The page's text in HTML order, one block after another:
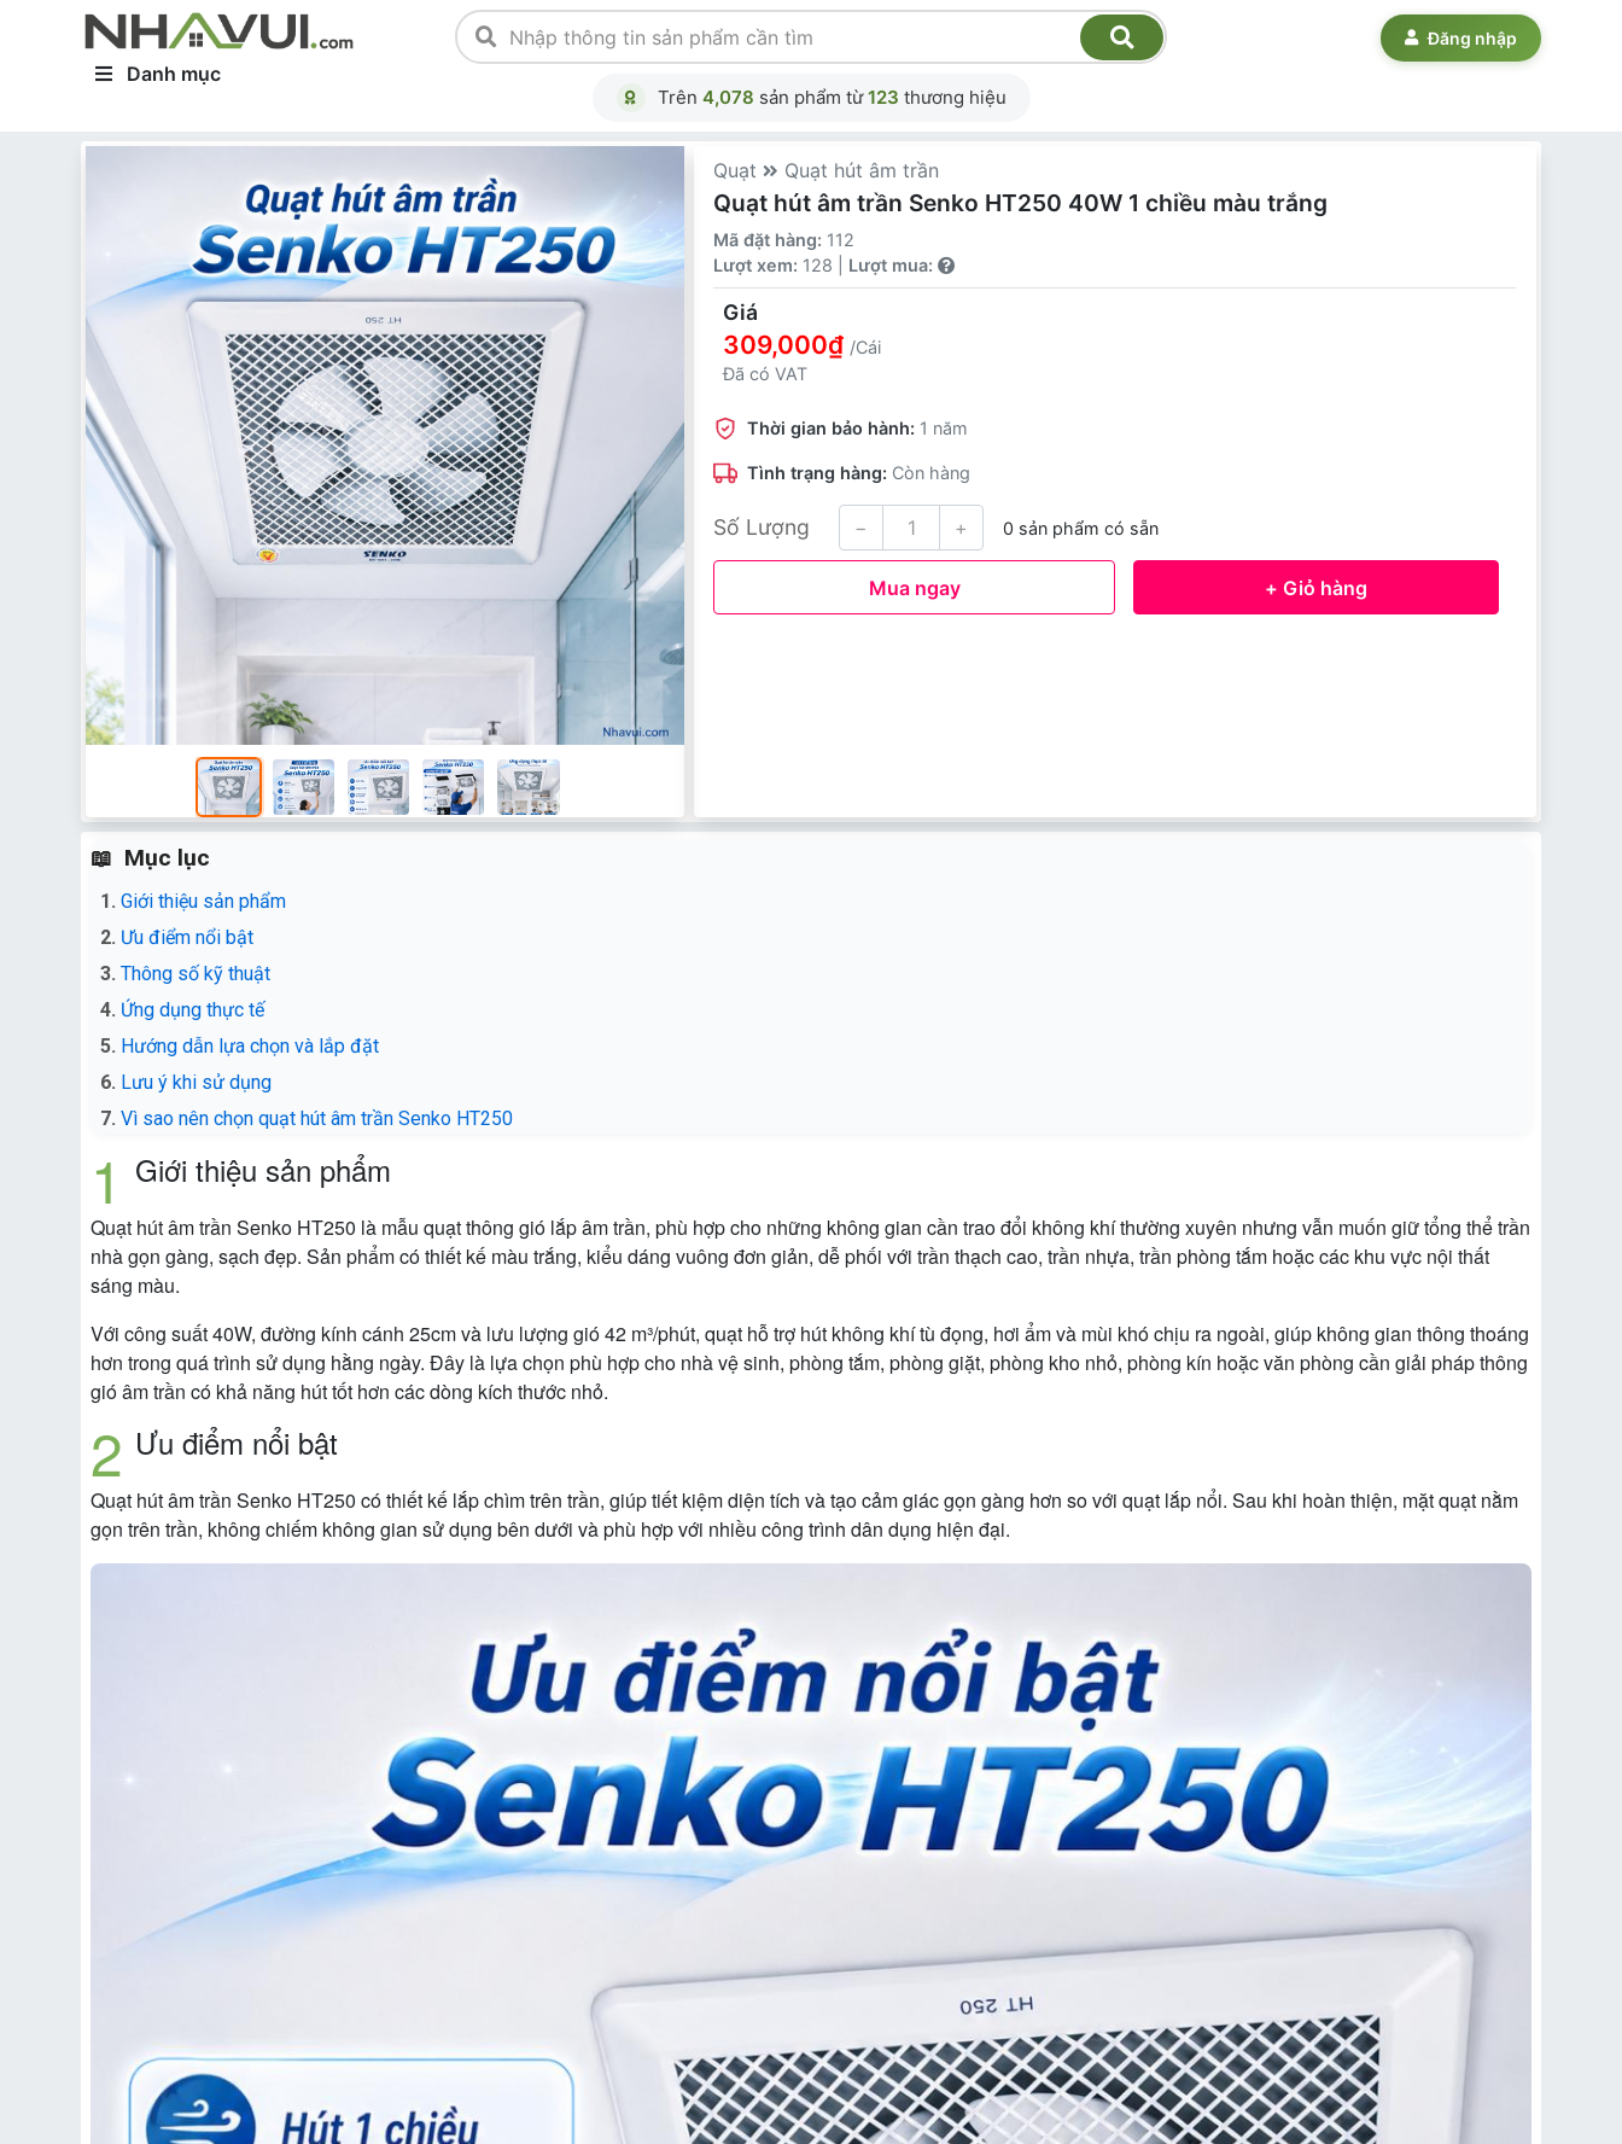
Danh mục
Trên 4,078 sản phẩm từ123 thương hiệu
Đăng nhập
Quạt Quạt hút âm trần
Quạt hút âm trần Senko HT250 40W 1 chiều màu trắng
Mã đặt hàng: 112
Lượt xem: 128 | Lượt mua:
Giá
309,000₫ /Cái
Đã có VAT
Thời gian bảo hành: 1 năm
Tình trạng hàng: Còn hàng
Số Lượng − + 0 sản phẩm có sẵn
Mua ngay + Giỏ hàng
Mục lục
Giới thiệu sản phẩm
Ưu điểm nổi bật
Thông số kỹ thuật
Ứng dụng thực tế
Hướng dẫn lựa chọn và lắp đặt
Lưu ý khi sử dụng
Vì sao nên chọn quạt hút âm trần Senko HT250
Giới thiệu sản phẩm
Quạt hút âm trần Senko HT250 là mẫu quạt thông gió lắp âm trần, phù hợp cho những không gian cần trao đổi không khí thường xuyên nhưng vẫn muốn giữ tổng thể trần
nhà gọn gàng, sạch đẹp. Sản phẩm có thiết kế màu trắng, kiểu dáng vuông đơn giản, dễ phối với trần thạch cao, trần nhựa, trần phòng tắm hoặc các khu vực nội thất
sáng màu.
Với công suất 40W, đường kính cánh 25cm và lưu lượng gió 42 m³/phút, quạt hỗ trợ hút không khí tù đọng, hơi ẩm và mùi khó chịu ra ngoài, giúp không gian thông thoáng
hơn trong quá trình sử dụng hằng ngày. Đây là lựa chọn phù hợp cho nhà vệ sinh, phòng tắm, phòng giặt, phòng kho nhỏ, phòng kín hoặc văn phòng cần giải pháp thông
gió âm trần có khả năng hút tốt hơn các dòng kích thước nhỏ.
Ưu điểm nổi bật
Quạt hút âm trần Senko HT250 có thiết kế lắp chìm trên trần, giúp tiết kiệm diện tích và tạo cảm giác gọn gàng hơn so với quạt lắp nổi. Sau khi hoàn thiện, mặt quạt nằm
gọn trên trần, không chiếm không gian sử dụng bên dưới và phù hợp với nhiều công trình dân dụng hiện đại.